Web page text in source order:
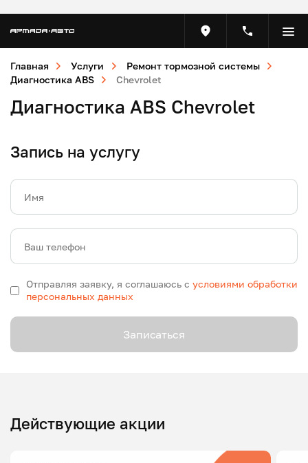
Главная Услуги
Ремонт тормозной системы
Диагностика ABS
Chevrolet
Диагностика ABS Chevrolet
Запись на услугу
Имя
Ваш телефон
Отправляя заявку, я соглашаюсь с условиями обработки
персональных данных
Записаться
Действующие акции